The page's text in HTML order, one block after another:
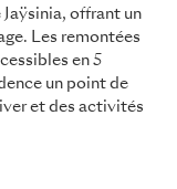
offrant un
Les remontées
en 5
un point de
et des activités